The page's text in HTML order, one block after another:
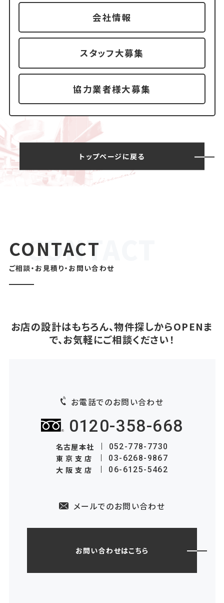
会社情報
スタッフ大募集
協力業者様大募集
トップページに戻る
CONTACT
ご相談・お見積り・お問い合わせ
お店の設計はもちろん、物件探しからOPENま
で、お気軽にご相談ください！
お電話でのお問い合わせ
0120-358-668
名古屋本社 052-778-7730
東京支店 03-6268-9867
大阪支店 06-6125-5462
メールでのお問い合わせ
お問い合わせはこちら